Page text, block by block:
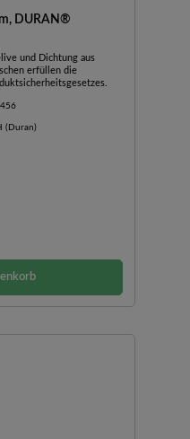
DURAN®
und Dichtung aus
erfüllen die
(Duran)